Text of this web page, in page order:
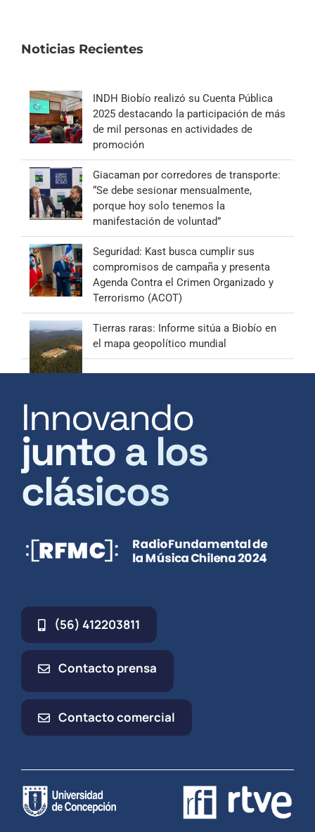
Noticias Recientes
INDH Biobío realizó su Cuenta Pública
2025 destacando la participación de más
de mil personas en actividades de
promoción
Giacaman por corredores de transporte:
“Se debe sesionar mensualmente,
porque hoy solo tenemos la
manifestación de voluntad”
Seguridad: Kast busca cumplir sus
compromisos de campaña y presenta
Agenda Contra el Crimen Organizado y
Terrorismo (ACOT)
Tierras raras: Informe sitúa a Biobío en
el mapa geopolítico mundial
Innovando
junto a los
clásicos
(56) 412203811
Contacto prensa
Contacto comercial